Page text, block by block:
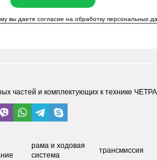
вы даете согласие наобработку персональных
частей и комплектующих к технике ЧЕТРА
рама и ходовая
система
трансмиссия